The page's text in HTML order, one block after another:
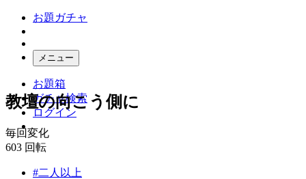
お題ガチャ
メニュー
お題箱
ガチャ検索
ログイン
教壇の向こう側に
毎回変化
603 回転
#二人以上